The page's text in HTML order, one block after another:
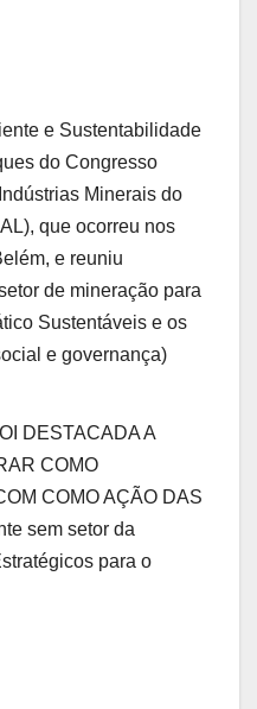
e Sustentabilidade
do Congresso
Minerais do
que ocorreu nos
e reuniu
de mineração para
Sustentáveis ​​e os
e governança)
DESTACADA A
COMO
COMO AÇÃO DAS
sem setor da
para o